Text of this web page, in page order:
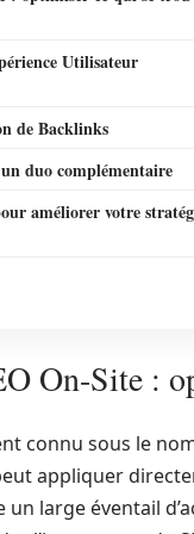
Utilisateur
de Backlinks
duo complémentaire
améliorer votre
On-Site :
connu sous le
appliquer
un large éventail